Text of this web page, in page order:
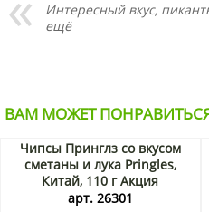
Интересный вкус,
ещё
ВАМ МОЖЕТ
Чипсы Принглз со вкусом
сметаны и лука Pringles,
Китай, 110 г Акция
арт. 26301